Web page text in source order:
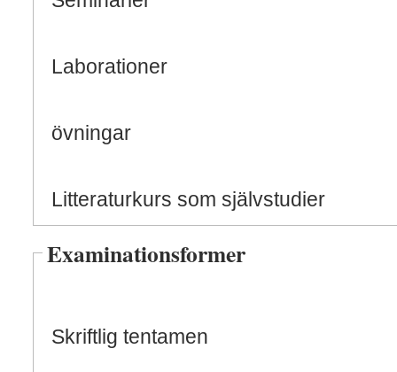
Laborationer
övningar
Litteraturkurs som självstudier
Examinationsformer
Skriftlig tentamen